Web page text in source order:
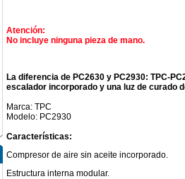
Atención:
No incluye ninguna pieza de mano.
La diferencia de PC2630 y PC2930: TPC-
escalador incorporado y una luz de curado
Marca: TPC
Modelo: PC2930
Características:
Compresor de aire sin aceite incorporado.
Estructura interna modular.